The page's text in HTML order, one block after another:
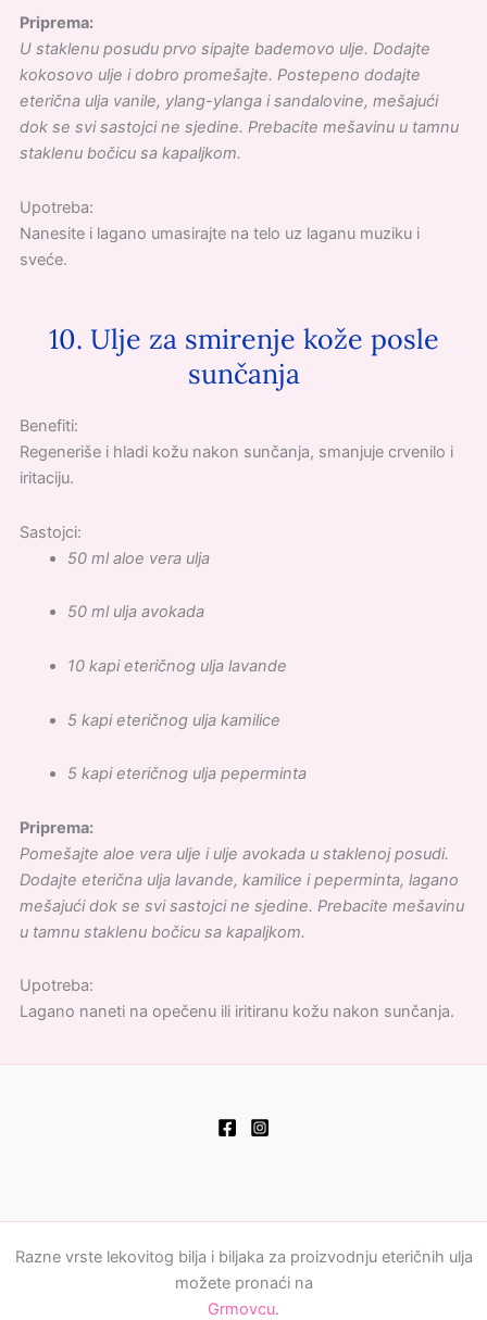
Priprema:
U staklenu posudu prvo sipajte bademovo ulje. Dodajte
kokosovo ulje i dobro promešajte. Postepeno dodajte
eterična ulja vanile, ylang-ylanga i sandalovine, mešajući
dok se svi sastojci ne sjedine. Prebacite mešavinu u tamnu
staklenu bočicu sa kapaljkom.
Upotreba:
Nanesite i lagano umasirajte na telo uz laganu muziku i
sveće.
10. Ulje za smirenje kože posle
sunčanja
Benefiti:
Regeneriše i hladi kožu nakon sunčanja, smanjuje crvenilo i
iritaciju.
Sastojci:
50 ml aloe vera ulja
50 ml ulja avokada
10 kapi eteričnog ulja lavande
5 kapi eteričnog ulja kamilice
5 kapi eteričnog ulja peperminta
Priprema:
Pomešajte aloe vera ulje i ulje avokada u staklenoj posudi.
Dodajte eterična ulja lavande, kamilice i peperminta, lagano
mešajući dok se svi sastojci ne sjedine. Prebacite mešavinu
u tamnu staklenu bočicu sa kapaljkom.
Upotreba:
Lagano naneti na opečenu ili iritiranu kožu nakon sunčanja.
Razne vrste lekovitog bilja i biljaka za proizvodnju eteričnih ulja
možete pronaći na
Grmovcu.